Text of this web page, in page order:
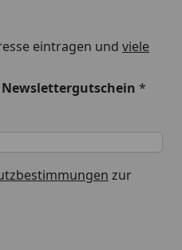
eintragen und viele
*
zur